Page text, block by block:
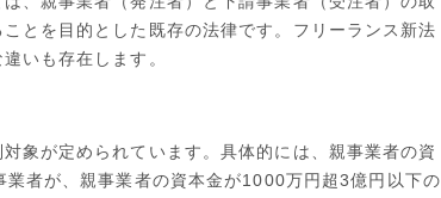
とを目的とした既存の法律です。フリーランス新法
いも存在します。
象が定められています。具体的には、親事業者の資
者が、親事業者の資本金が1000万円超3億円以下の